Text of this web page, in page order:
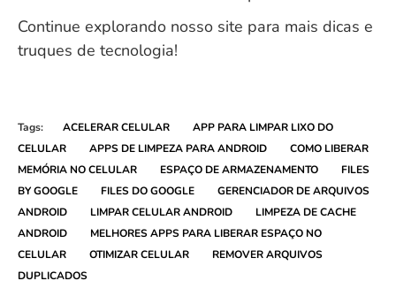
Continue explorando nosso site para mais dicas e
truques de tecnologia!
Tags: ACELERAR CELULAR
APP PARA LIMPAR LIXO DO
CELULAR
APPS DE LIMPEZA PARA ANDROID
COMO LIBERAR
MEMÓRIA NO CELULAR
ESPAÇO DE ARMAZENAMENTO
FILES
BY GOOGLE
FILES DO GOOGLE
GERENCIADOR DE ARQUIVOS
ANDROID
LIMPAR CELULAR ANDROID
LIMPEZA DE CACHE
ANDROID
MELHORES APPS PARA LIBERAR ESPAÇO NO
CELULAR
OTIMIZAR CELULAR
REMOVER ARQUIVOS
DUPLICADOS